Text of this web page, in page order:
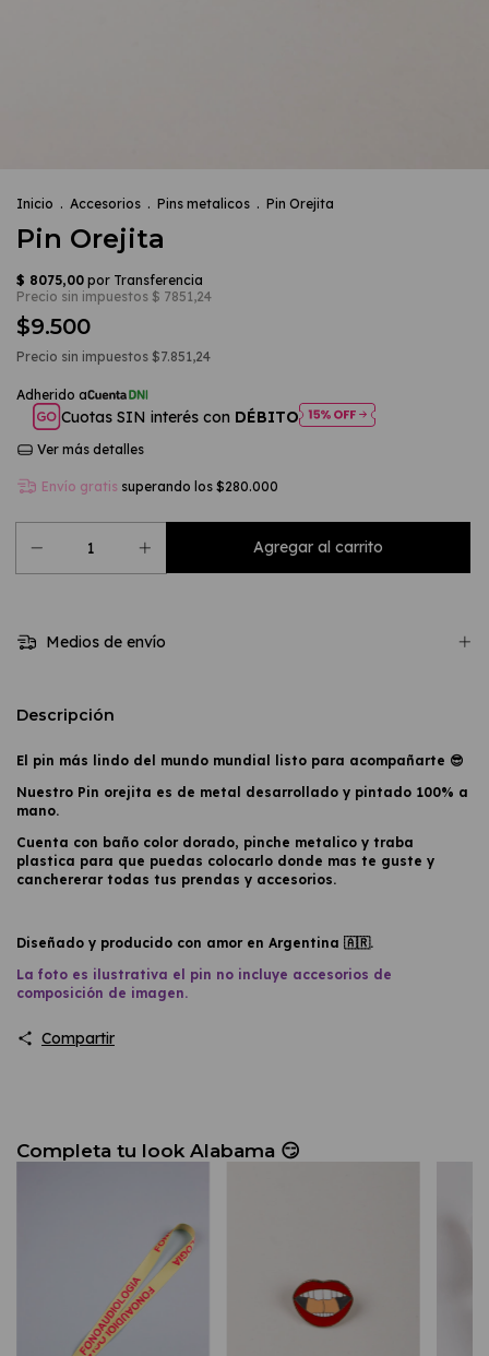
Inicio . Accesorios . Pins metalicos . Pin Orejita
Pin Orejita
$9.500
Precio sin impuestos $7.851,24
Cuotas SIN interés con DÉBITO
Ver más detalles
Envío gratis superando los $280.000
Medios de envío
Descripción
El pin más lindo del mundo mundial listo para acompañarte 😎
Nuestro Pin orejita es de metal desarrollado y pintado 100% a
mano.
Cuenta con baño color dorado, pinche metalico y traba
plastica para que puedas colocarlo donde mas te guste y
canchererar todas tus prendas y accesorios.
Diseñado y producido con amor en Argentina 🇦🇷.
La foto es ilustrativa el pin no incluye accesorios de
composición de imagen.
Compartir